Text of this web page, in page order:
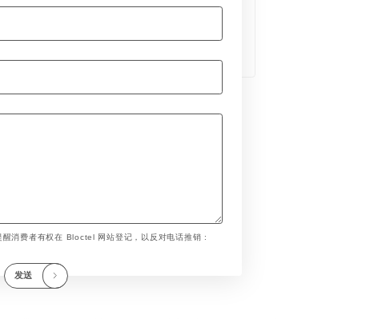
消费者有权在 Bloctel 网站登记，以反对电话推销 :
发送